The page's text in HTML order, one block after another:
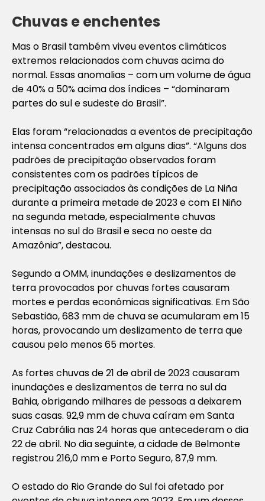
Chuvas e enchentes
Mas o Brasil também viveu eventos climáticos
extremos relacionados com chuvas acima do
normal. Essas anomalias – com um volume de água
de 40% a 50% acima dos índices – “dominaram
partes do sul e sudeste do Brasil”.
Elas foram “relacionadas a eventos de precipitação
intensa concentrados em alguns dias”. “Alguns dos
padrões de precipitação observados foram
consistentes com os padrões típicos de
precipitação associados às condições de La Niña
durante a primeira metade de 2023 e com El Niño
na segunda metade, especialmente chuvas
intensas no sul do Brasil e seca no oeste da
Amazônia”, destacou.
Segundo a OMM, inundações e deslizamentos de
terra provocados por chuvas fortes causaram
mortes e perdas econômicas significativas. Em São
Sebastião, 683 mm de chuva se acumularam em 15
horas, provocando um deslizamento de terra que
causou pelo menos 65 mortes.
As fortes chuvas de 21 de abril de 2023 causaram
inundações e deslizamentos de terra no sul da
Bahia, obrigando milhares de pessoas a deixarem
suas casas. 92,9 mm de chuva caíram em Santa
Cruz Cabrália nas 24 horas que antecederam o dia
22 de abril. No dia seguinte, a cidade de Belmonte
registrou 216,0 mm e Porto Seguro, 87,9 mm.
O estado do Rio Grande do Sul foi afetado por